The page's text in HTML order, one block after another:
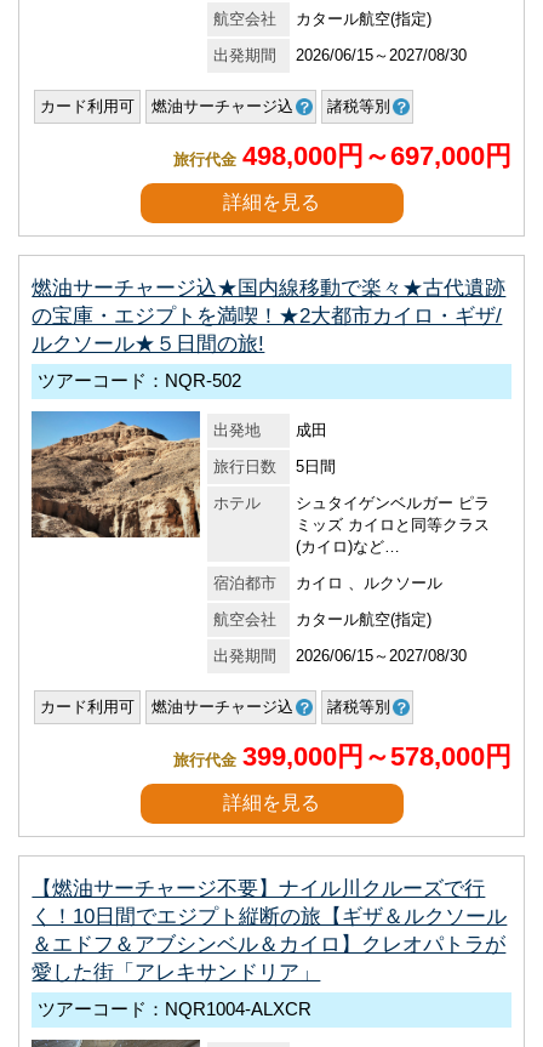
航空会社
カタール航空(指定)
出発期間
2026/06/15～2027/08/30
カード利用可 燃油サーチャージ込 諸税等別
旅行代金 498,000円～697,000円
詳細を見る
燃油サーチャージ込★国内線移動で楽々★古代遺跡
の宝庫・エジプトを満喫！★2大都市カイロ・ギザ/
ルクソール★５日間の旅!
ツアーコード：NQR-502
出発地
成田
旅行日数
5日間
ホテル
シュタイゲンベルガー ピラ
ミッズ カイロと同等クラス
(カイロ)など…
宿泊都市
カイロ 、ルクソール
航空会社
カタール航空(指定)
出発期間
2026/06/15～2027/08/30
カード利用可 燃油サーチャージ込 諸税等別
旅行代金 399,000円～578,000円
詳細を見る
【燃油サーチャージ不要】ナイル川クルーズで行
く！10日間でエジプト縦断の旅【ギザ＆ルクソール
＆エドフ＆アブシンベル＆カイロ】クレオパトラが
愛した街「アレキサンドリア」
ツアーコード：NQR1004-ALXCR